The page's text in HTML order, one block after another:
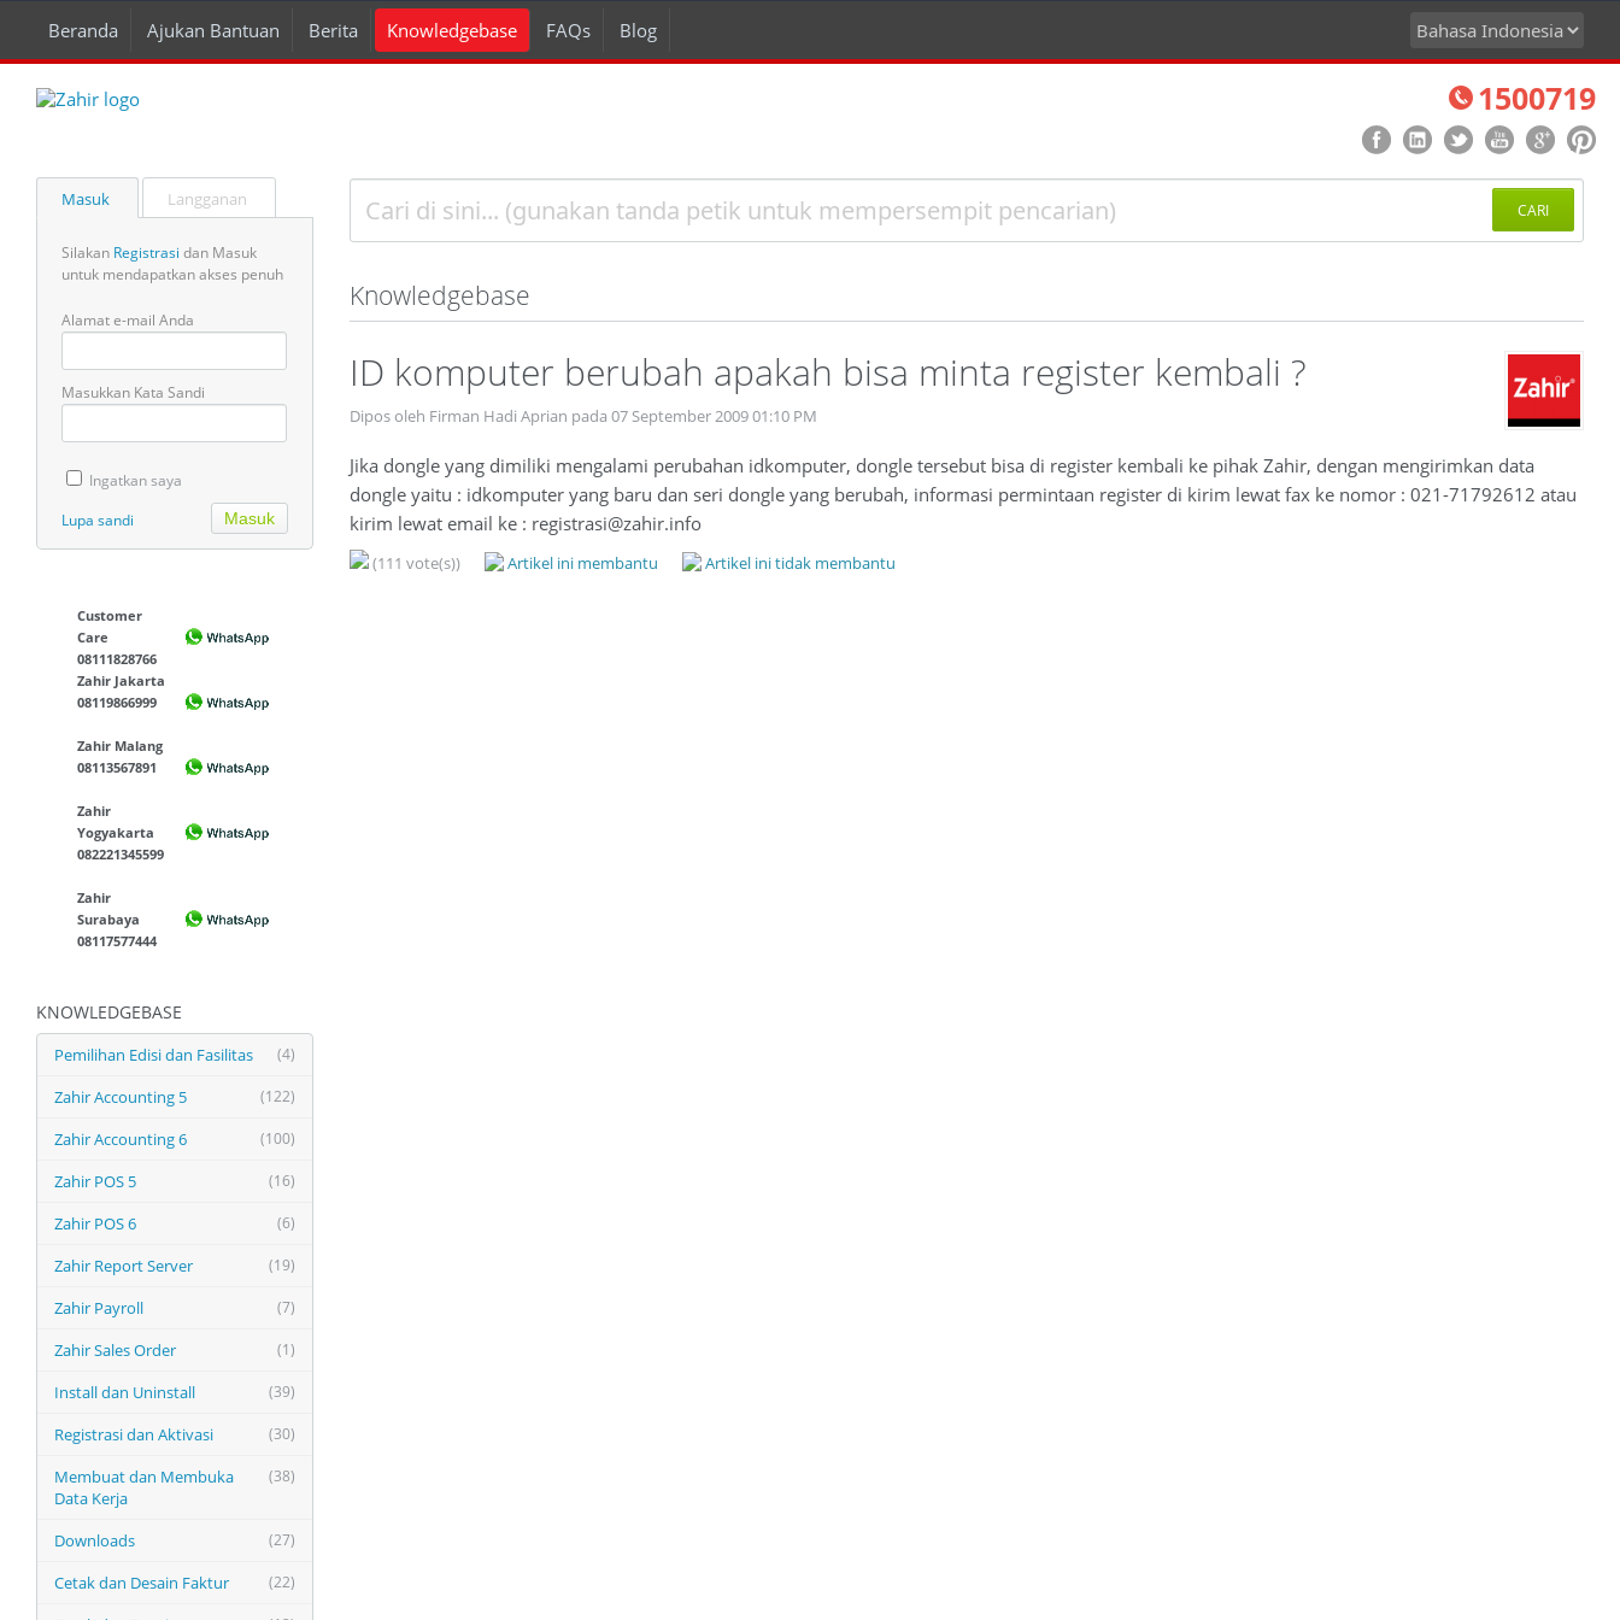
Beranda Ajukan Bantuan Berita Knowledgebase FAQs Blog
1500719
Masuk Langganan
Silakan Registrasi dan Masuk
untuk mendapatkan akses penuh
Alamat e-mail Anda
Masukkan Kata Sandi
Ingatkan saya
Lupa sandi
Customer
Care
08111828766
Zahir Jakarta
08119866999
Zahir Malang
08113567891
Zahir
Yogyakarta
082221345599
Zahir
Surabaya
08117577444
KNOWLEDGEBASE
(4)
Pemilihan Edisi dan Fasilitas
(122)
Zahir Accounting 5
(100)
Zahir Accounting 6
(16)
Zahir POS 5
(6)
Zahir POS 6
(19)
Zahir Report Server
(7)
Zahir Payroll
(1)
Zahir Sales Order
(39)
Install dan Uninstall
(30)
Registrasi dan Aktivasi
(38)
Membuat dan Membuka
Data Kerja
(27)
Downloads
(22)
Cetak dan Desain Faktur
CARI
Knowledgebase
ID komputer berubah apakah bisa minta register kembali ?
Dipos oleh Firman Hadi Aprian pada 07 September 2009 01:10 PM
Jika dongle yang dimiliki mengalami perubahan idkomputer, dongle tersebut bisa di register kembali ke pihak Zahir, dengan mengirimkan data
dongle yaitu : idkomputer yang baru dan seri dongle yang berubah, informasi permintaan register di kirim lewat fax ke nomor : 021-71792612 atau
kirim lewat email ke : registrasi@zahir.info
(111 vote(s)) Artikel ini membantu Artikel ini tidak membantu